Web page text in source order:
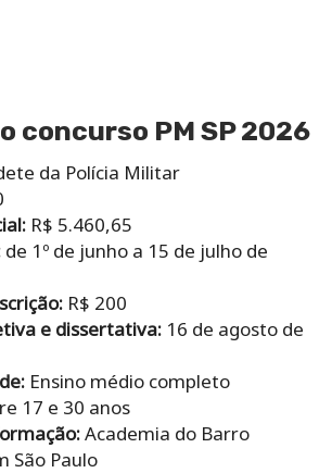
concurso PM SP 2026
da Polícia Militar
R$ 5.460,65
de 1º de junho a 15 de julho de
R$ 200
e dissertativa: 16 de agosto de
Ensino médio completo
17 e 30 anos
Academia do Barro
São Paulo